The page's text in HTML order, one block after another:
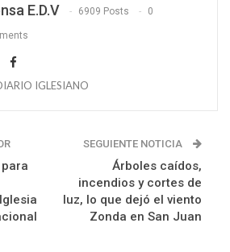
E.D.V 6909 Posts 0
IGLESIANO
SEGUIENTE NOTICIA
Árboles caídos,
incendios y cortes de
luz, lo que dejó el viento
Zonda en San Juan